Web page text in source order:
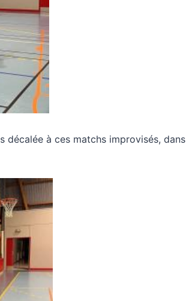
décalée à ces matchs improvisés, dans